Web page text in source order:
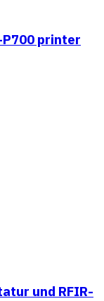
printer
und RFIR-